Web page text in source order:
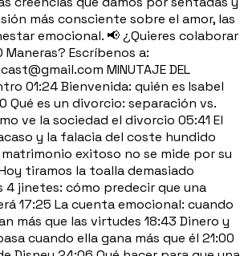
más consciente sobre el amor, las
emocional. 📢 ¿Quieres colaborar
Escríbenos a:
MINUTAJE DEL
01:24 Bienvenida: quién es Isabel
Qué es un divorcio: separación vs.
ve la sociedad el divorcio 05:41 El
y la falacia del coste hundido
exitoso no se mide por su
tiramos la toalla demasiado
4 jinetes: cómo predecir que una
17:25 La cuenta emocional: cuando
más que las virtudes 18:43 Dinero y
cuando ella gana más que él 21:00